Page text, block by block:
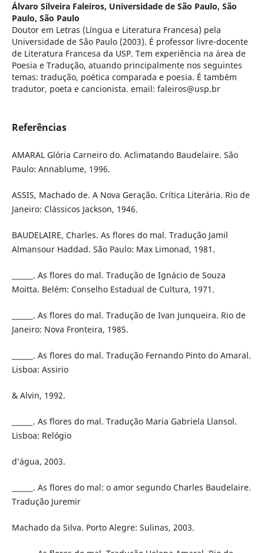
Álvaro Silveira Faleiros, Universidade de São Paulo, São
Paulo, São Paulo
Doutor em Letras (Língua e Literatura Francesa) pela
Universidade de São Paulo (2003). É professor livre-docente
de Literatura Francesa da USP. Tem experiência na área de
Poesia e Tradução, atuando principalmente nos seguintes
temas: tradução, poética comparada e poesia. É também
tradutor, poeta e cancionista. email: faleiros@usp.br
Referências
AMARAL Glória Carneiro do. Aclimatando Baudelaire. São
Paulo: Annablume, 1996.
ASSIS, Machado de. A Nova Geração. Crítica Literária. Rio de
Janeiro: Clássicos Jackson, 1946.
BAUDELAIRE, Charles. As flores do mal. Tradução Jamil
Almansour Haddad. São Paulo: Max Limonad, 1981.
______. As flores do mal. Tradução de Ignácio de Souza
Moitta. Belém: Conselho Estadual de Cultura, 1971.
______. As flores do mal. Tradução de Ivan Junqueira. Rio de
Janeiro: Nova Fronteira, 1985.
______. As flores do mal. Tradução Fernando Pinto do Amaral.
Lisboa: Assirio
& Alvin, 1992.
______. As flores do mal. Tradução Maria Gabriela Llansol.
Lisboa: Relógio
d’água, 2003.
______. As flores do mal: o amor segundo Charles Baudelaire.
Tradução Juremir
Machado da Silva. Porto Alegre: Sulinas, 2003.